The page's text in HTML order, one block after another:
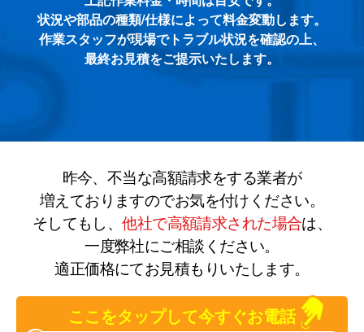
状況や部品の種類/仕様によって料金変動します。
作業スタッフが現場でトラブル状況を確認の上、
最終お見積をご提示いたします。
昨今、不当な高額請求をする業者が
増えておりますのでお気を付けください。
そしてもし、他社で高額請求された場合は、
一度弊社にご相談ください。
適正価格にてお見積もりいたします。
ここをタップして今すぐお電話